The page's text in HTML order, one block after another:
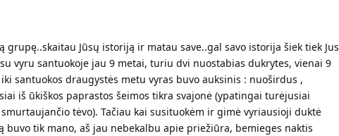
Jūsų istoriją ir matau save..gal savo istorija šiek tiek Jus
vyru santuokoje jau 9 metai, turiu dvi nuostabias dukrytes, vienai 9
santuokos draugystės metu vyras buvo auksinis : nuoširdus ,
iš ūkiškos paprastos šeimos tikra svajonė (ypatingai turėjusiai
tėvo). Tačiau kai susituokėm ir gimė vyriausioji duktė
buvo tik mano, aš jau nebekalbu apie priežiūra, bemieges naktis